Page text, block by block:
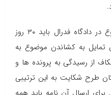
نکته دیگر اینکه برای طرح موضوع در دادگاه فدرال باید ۳۰ روز
به کشاندن موضوع به
از رسیدگی به پرونده ها و
طرح شکایت به این ترتیبی